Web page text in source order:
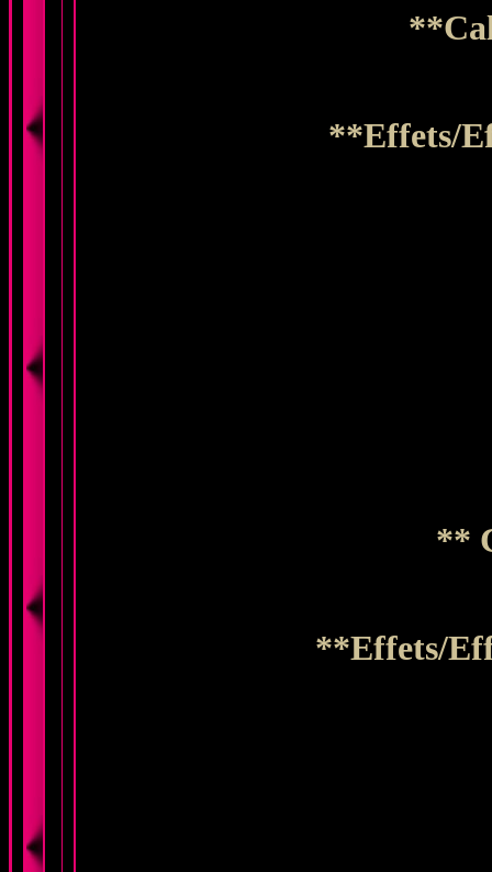
**Effets/
**
**Effets/